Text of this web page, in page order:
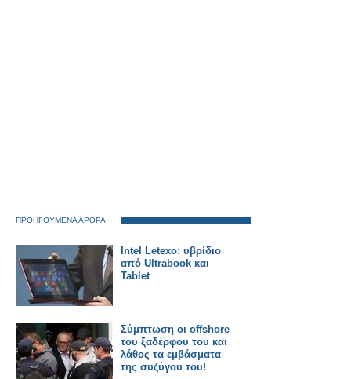
ΠΡΟΗΓΟΥΜΕΝΑ ΑΡΘΡΑ
Intel Letexo: υβρίδιο
από Ultrabook και
Tablet
Σύμπτωση οι offshore
του ξαδέρφου του και
λάθος τα εμβάσματα
της συζύγου του!